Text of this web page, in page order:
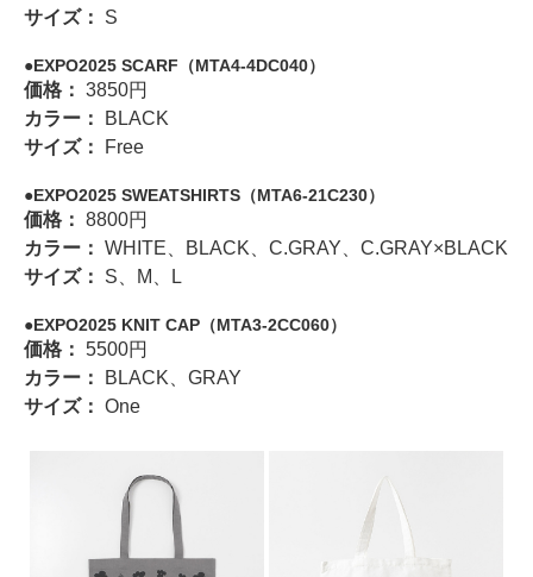
サイズ： S
EXPO2025 SCARF（MTA4-4DC040）
価格： 3850円
カラー：
BLACK
サイズ：
Free
EXPO2025 SWEATSHIRTS（MTA6-21C230）
価格： 8800円
カラー： WHITE、BLACK、C.GRAY、C.GRAY×BLACK
サイズ： S、M、L
EXPO2025 KNIT CAP（MTA3-2CC060）
価格： 5500円
カラー：
BLACK、GRAY
サイズ： One